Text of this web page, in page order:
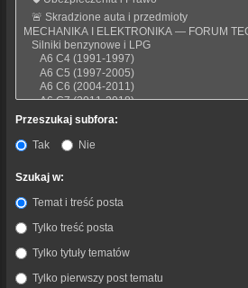
Przeszukaj subfora:
Tak
Nie
Szukaj w:
Temat i treść posta
Tylko treść posta
Tylko tytuły tematów
Tylko pierwszy post tematu